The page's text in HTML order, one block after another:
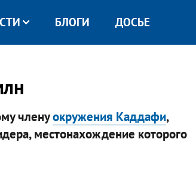
БЛОГИ ДОСЬЕ
членуокружения Каддафи,
местонахождение которого